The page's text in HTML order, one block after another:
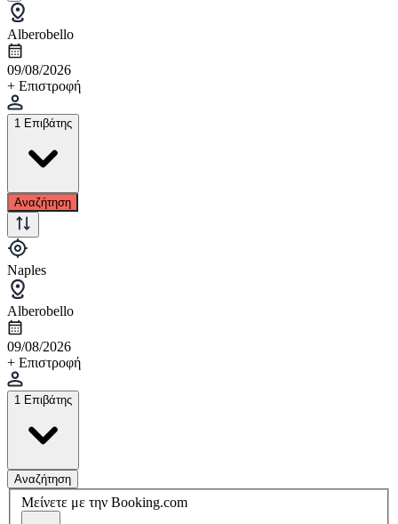
Alberobello
09/08/2026
+ Επιστροφή
1 Επιβάτης
Αναζήτηση
Naples
Alberobello
09/08/2026
+ Επιστροφή
1 Επιβάτης
Αναζήτηση
Μείνετε με την Booking.com